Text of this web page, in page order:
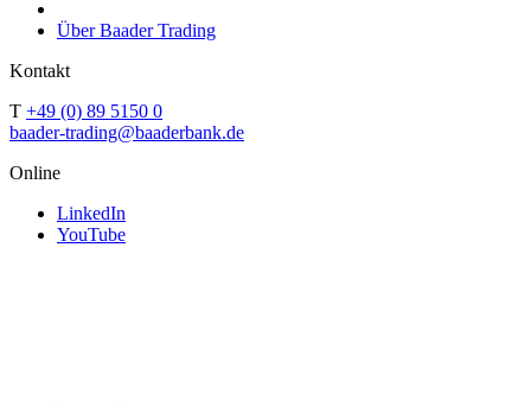
Über Baader Trading
Kontakt
T +49 (0) 89 5150 0
baader-trading@baaderbank.de
Online
LinkedIn
YouTube